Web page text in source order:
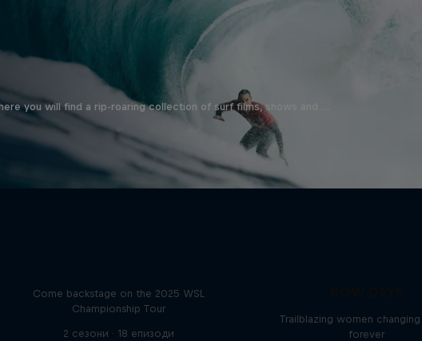
you will find a rip-roaring collection of surf films, shows and …
Come backstage on the 2025 WSL
Championship Tour
2 сезони · 18 епизоди
Trailblazing women changing
forever